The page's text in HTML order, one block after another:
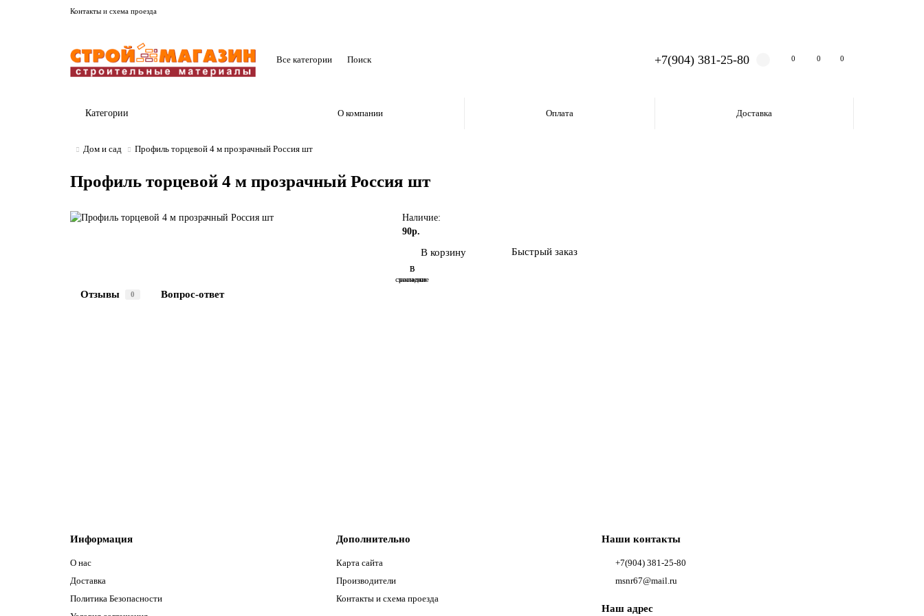
Контакты и схема проезда
Все категории +7(904) 381-25-80 0 0 0
Категории О компании Оплата Доставка
Дом и сад Профиль торцевой 4 м прозрачный Россия шт
Профиль торцевой 4 м прозрачный Россия шт
Наличие:
90р.
В корзину Быстрый заказ
В
закладки
В
сравнение
Отзывы 0 Вопрос-ответ
Информация
О нас
Доставка
Политика Безопасности
Дополнительно
Карта сайта
Производители
Контакты и схема проезда
Наши контакты
+7(904) 381-25-80
msnr67@mail.ru
Наш адрес